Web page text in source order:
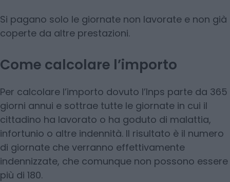
Si pagano solo le giornate non lavorate e non già
coperte da altre prestazioni.
Come calcolare l’importo
Per calcolare l’importo dovuto l’Inps parte da 365
giorni annui e sottrae tutte le giornate in cui il
cittadino ha lavorato o ha goduto di malattia,
infortunio o altre indennità. Il risultato è il numero
di giornate che verranno effettivamente
indennizzate, che comunque non possono essere
più di 180.